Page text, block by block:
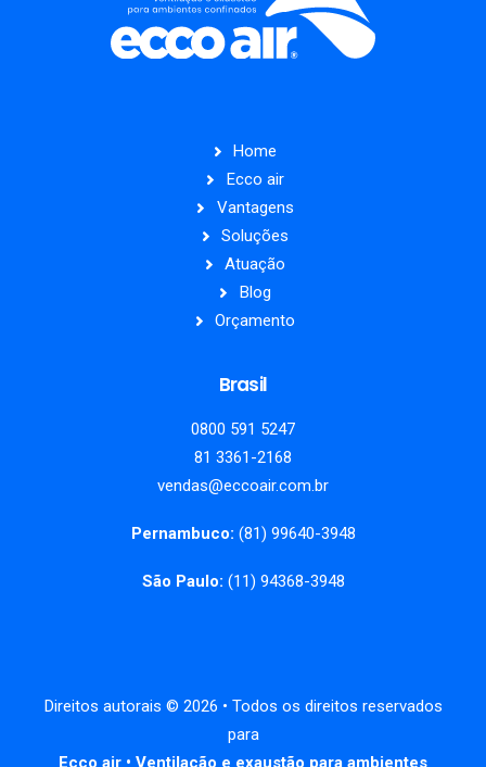
Home
Ecco air
Vantagens
Soluções
Atuação
Blog
Orçamento
Brasil
0800 591 5247
81 3361-2168
vendas@eccoair.com.br
Pernambuco: (81) 99640-3948
São Paulo: (11) 94368-3948
Direitos autorais © 2026 • Todos os direitos reservados
para
Ecco air • Ventilação e exaustão para ambientes